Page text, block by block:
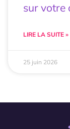
sur votre
LIRE LA SUITE »
25 juin 2026